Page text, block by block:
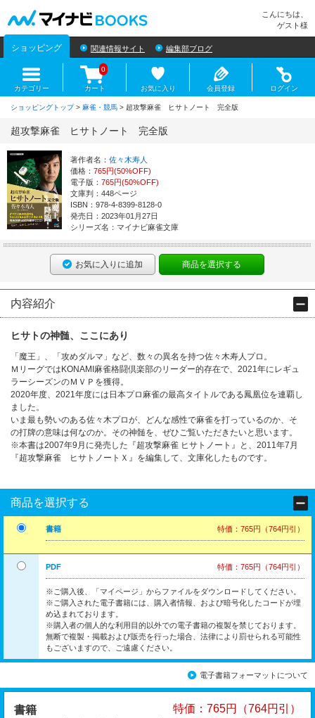
こんにちは、
ゲスト様
ショッピング 関連情報サイト 編集部ブログ
カテゴリー カート
0
お気に入り 会員登録 ログイン
ショッピングトップ> 麻雀・競馬 > 超攻撃麻雀 ヒサトノート 完全版
超攻撃麻雀 ヒサトノート 完全版
著作者名： 佐々木寿人
価格： 765円(50%OFF)
電子版： 765円(50%OFF)
文庫判：448ページ
ISBN：978-4-8399-8128-0
発売日：2023年01月27日
シリーズ名：マイナビ麻雀文庫
お気に入りに追加 商品を選択する
内容紹介
ヒサトの神髄、ここにあり
「魔王」、「攻めダルマ」など、数々の異名を持つ佐々木寿人プロ。
ＭリーグではKONAMI麻雀格闘倶楽部のリーダー的存在で、2021年にレギュ
ラーシーズンのＭＶＰを獲得。
2020年度、2021年度には日本プロ麻雀の最高タイトルである鳳凰位を連覇し
ました。
いま最も勢いのある佐々木プロが、どんな感性で麻雀を打っているのか、そ
の打牌の意味は何なのか。その神髄を、ぜひご覧いただきたいと思います。
※本書は2007年9月に発売した『超攻撃麻雀 ヒサトノート』と、2011年7月
『超攻撃麻雀 ヒサトノートＸ』を編集して、文庫化したものです。
商品を選択する
書籍 特価：765円（764円引）
PDF 特価：765円（764円引）
※ご購入後、「マイページ」からファイルをダウンロードしてください。
※ご購入された電子書籍には、購入者情報、および暗号化したコードが埋
め込まれております。
※購入者の個人的な利用目的以外での電子書籍の複製を禁じております。
無断で複製・掲載および販売を行った場合、法律により罰せられる可能性
もございますので、ご遠慮ください。
電子書籍フォーマットについて
書籍 特価：765円（764円引）